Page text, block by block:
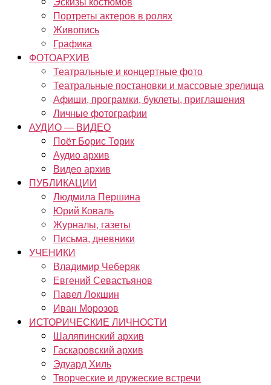
Портреты актеров в ролях
Живопись
Графика
ФОТОАРХИВ
Театральные и концертные фото
Театральные постановки и массовые зрелища
Афиши, програмки, буклеты, приглашения
Личные фотографии
АУДИО — ВИДЕО
Поёт Борис Торик
Аудио архив
Видео архив
ПУБЛИКАЦИИ
Людмила Першина
Юрий Коваль
Журналы, газеты
Письма, дневники
УЧЕНИКИ
Владимир Чеберяк
Евгений Севастьянов
Павел Локшин
Иван Морозов
ИСТОРИЧЕСКИЕ ЛИЧНОСТИ
Шаляпинский архив
Гаскаровский архив
Эдуард Хиль
Творческие и дружеские встречи